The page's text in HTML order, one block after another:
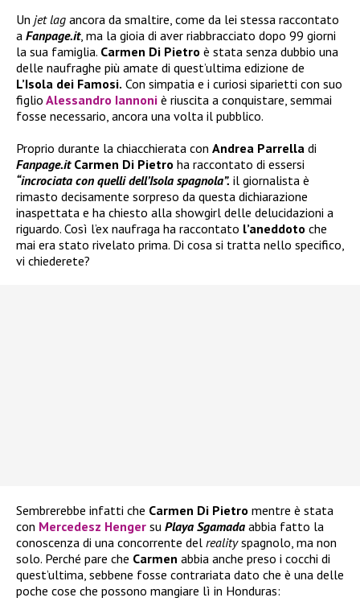
Un jet lag ancora da smaltire, come da lei stessa raccontato
a Fanpage.it, ma la gioia di aver riabbracciato dopo 99 giorni
la sua famiglia. Carmen Di Pietro è stata senza dubbio una
delle naufraghe più amate di quest’ultima edizione de
L’Isola dei Famosi. Con simpatia e i curiosi siparietti con suo
figlio Alessandro Iannoni è riuscita a conquistare, semmai
fosse necessario, ancora una volta il pubblico.
Proprio durante la chiacchierata con Andrea Parrella di
Fanpage.it Carmen Di Pietro ha raccontato di essersi
“incrociata con quelli dell’Isola spagnola”. il giornalista è
rimasto decisamente sorpreso da questa dichiarazione
inaspettata e ha chiesto alla showgirl delle delucidazioni a
riguardo. Così l’ex naufraga ha raccontato l’aneddoto che
mai era stato rivelato prima. Di cosa si tratta nello specifico,
vi chiederete?
Sembrerebbe infatti che Carmen Di Pietro mentre è stata
con Mercedesz Henger su Playa Sgamada abbia fatto la
conoscenza di una concorrente del realityspagnolo, ma non
solo. Perché pare che Carmen abbia anche preso i cocchi di
quest’ultima, sebbene fosse contrariata dato che è una delle
poche cose che possono mangiare lì in Honduras: